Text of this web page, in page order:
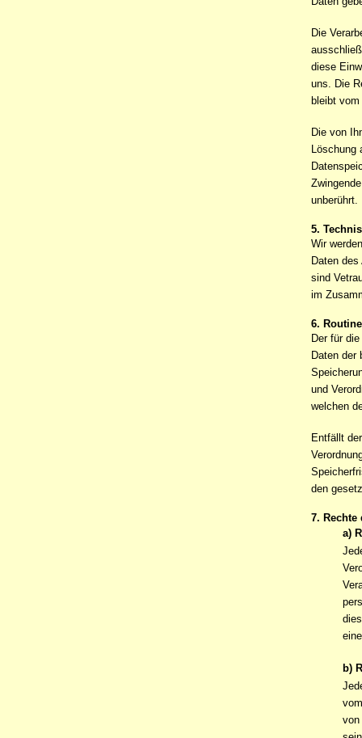
Die
diese
uns. Die
bleibt
Die von
Löschung
unberührt.
5.
Wir
Daten
sind
im
6.
Der für
Daten der
und
welchen
Entfällt
den
7. Rechte
a)
b)
von